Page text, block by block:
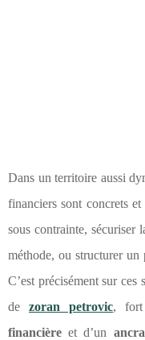
Dans un territoire aussi
financiers sont concrets
sous contrainte, sécuriser
méthode, ou structurer
C’est précisément sur ces
de zoran petrovic,
financière et d’un